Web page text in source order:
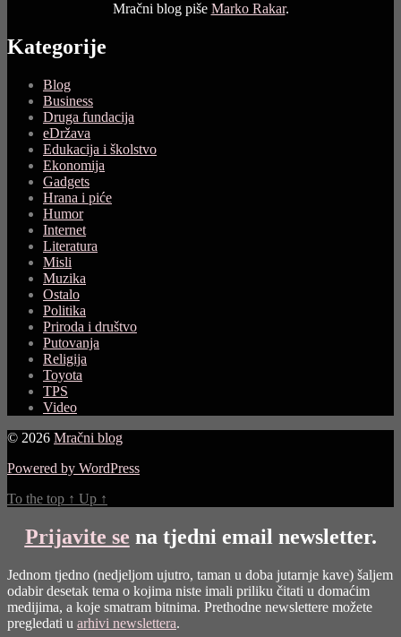
Mračni blog piše Marko Rakar.
Kategorije
Blog
Business
Druga fundacija
eDržava
Edukacija i školstvo
Ekonomija
Gadgets
Hrana i piće
Humor
Internet
Literatura
Misli
Muzika
Ostalo
Politika
Priroda i društvo
Putovanja
Religija
Toyota
TPS
Video
© 2026 Mračni blog
Powered by WordPress
To the top ↑ Up ↑
Prijavite se na tjedni email newsletter.
Jednom tjedno (nedjeljom ujutro, taman u doba jutarnje kave) šaljem
odabir desetak tema o kojima niste imali priliku čitati u domaćim
medijima, a koje smatram bitnima. Prethodne newslettere možete
pregledati u arhivi newslettera.